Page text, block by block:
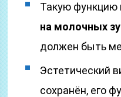
Такую функцию
на молочных
должен быть
Эстетический
сохранён, его